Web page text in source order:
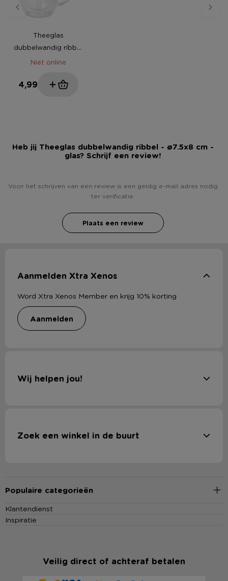
Theeglas
dubbelwandig ribbel
- 250 ml - glas
Niet online
4,99
Heb jij Theeglas dubbelwandig ribbel - ø7.5x8 cm -
glas? Schrijf een review!
Voor het schrijven van een review is een geldig e-mail adres nodig
ter verificatie.
Plaats een review
Aanmelden Xtra Xenos
Word Xtra Xenos Member en krijg 10% korting
aanmelden
Wij helpen jou!
Zoek een winkel in de buurt
Populaire categorieën
Klantendienst
Inspiratie
Veilig direct of achteraf betalen